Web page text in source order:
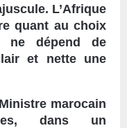
L’Afrique
quant au choix
ne dépend de
et nette une
marocain
dans un